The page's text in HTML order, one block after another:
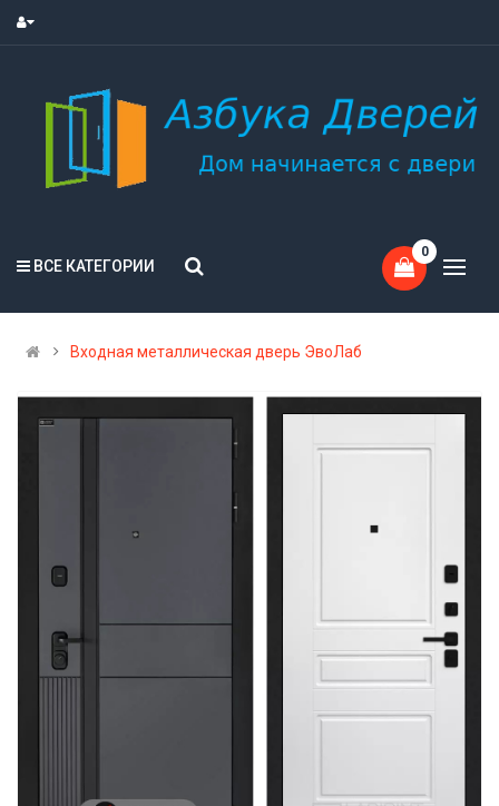
ВСЕ КАТЕГОРИИ
0
Входная металлическая дверь ЭвоЛаб